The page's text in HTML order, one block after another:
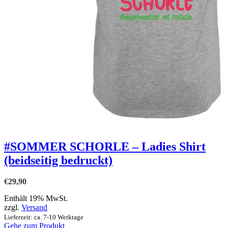
#SOMMER SCHORLE – Ladies Shirt
(beidseitig bedruckt)
€29,90
Enthält 19% MwSt.
zzgl. Versand
Lieferzeit: ca. 7-10 Werktage
Gehe zum Produkt